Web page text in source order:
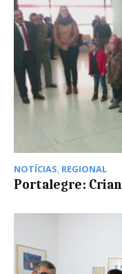
NOTÍCIAS, REGIONAL
Portalegre: